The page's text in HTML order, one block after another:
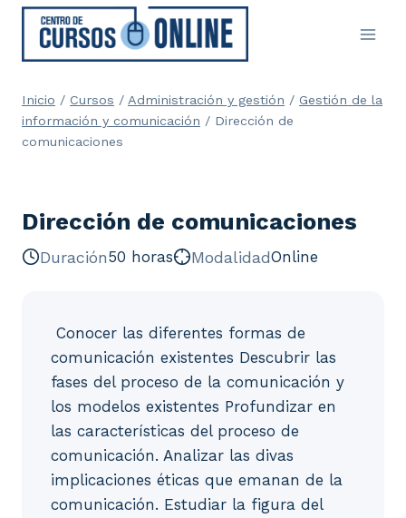
Saltar
contenido
Inicio / Cursos / Administración y gestión / Gestión de la
información y comunicación / Dirección de
comunicaciones
Dirección de comunicaciones
Duración50 horas ModalidadOnline
 Conocer las diferentes formas de
comunicación existentes Descubrir las
fases del proceso de la comunicación y
los modelos existentes Profundizar en
las características del proceso de
comunicación. Analizar las divas
implicaciones éticas que emanan de la
comunicación. Estudiar la figura del